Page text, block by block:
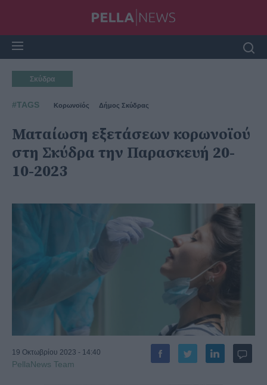
Σκύδρα
#TAGS Κορωνοϊός Δήμος Σκύδρας
Ματαίωση εξετάσεων κορωνοϊού
στη Σκύδρα την Παρασκευή 20-
10-2023
19 Οκτωβρίου 2023 - 14:40
PellaNews Team